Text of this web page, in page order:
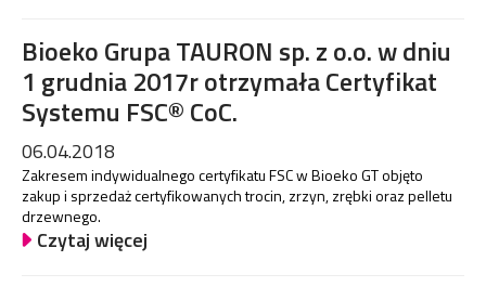
​Bioeko Grupa TAURON sp. z o.o. w dniu
1 grudnia 2017r otrzymała Certyfikat
Systemu FSC® CoC.
06.04.2018
Zakresem indywidualnego certyfikatu FSC w Bioeko GT objęto
zakup i sprzedaż certyfikowanych trocin, zrzyn, zrębki oraz pelletu
drzewnego.
Czytaj więcej